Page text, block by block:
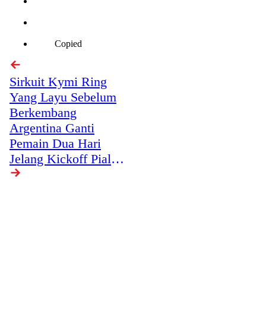
Copied
Sirkuit Kymi Ring
Yang Layu Sebelum
Berkembang
Argentina Ganti
Pemain Dua Hari
Jelang Kickoff Piala
Dunia 2022